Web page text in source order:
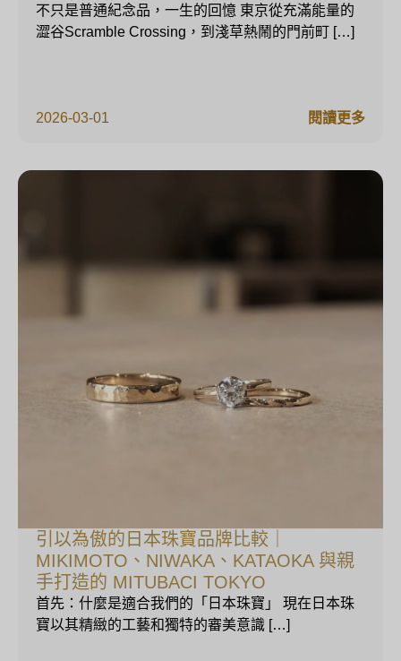
2026-03-01
不只是普通紀念品，一生的回憶 東京從充滿能量的
澀谷Scramble Crossing，到淺草熱鬧的門前町 […]
閱讀更多
引以為傲的日本珠寶品牌比較｜
MIKIMOTO、NIWAKA、KATAOKA 與親
手打造的 MITUBACI TOKYO
首先：什麼是適合我們的「日本珠寶」 現在日本珠
寶以其精緻的工藝和獨特的審美意識 […]